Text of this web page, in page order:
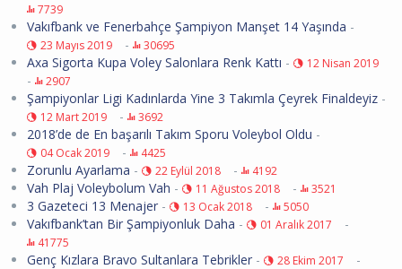
7739
Vakıfbank ve Fenerbahçe Şampiyon Manşet 14 Yaşında -
23 Mayıs 2019 - 30695
Axa Sigorta Kupa Voley Salonlara Renk Kattı - 12 Nisan 2019
- 2907
Şampiyonlar Ligi Kadınlarda Yine 3 Takımla Çeyrek Finaldeyiz -
12 Mart 2019 - 3692
2018’de de En başarılı Takım Sporu Voleybol Oldu -
04 Ocak 2019 - 4425
Zorunlu Ayarlama - 22 Eylül 2018 - 4192
Vah Plaj Voleybolum Vah - 11 Ağustos 2018 - 3521
3 Gazeteci 13 Menajer - 13 Ocak 2018 - 5050
Vakıfbank’tan Bir Şampiyonluk Daha - 01 Aralık 2017 -
41775
Genç Kızlara Bravo Sultanlara Tebrikler - 28 Ekim 2017 -